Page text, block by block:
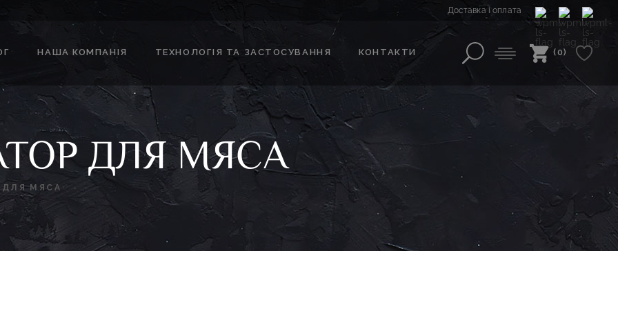
Доставка і оплата
НАША КОМПАНІЯ ТЕХНОЛОГІЯ ТА ЗАСТОСУВАННЯ КОНТАКТИ (0)
ДЛЯ МЯСА
МЯСА